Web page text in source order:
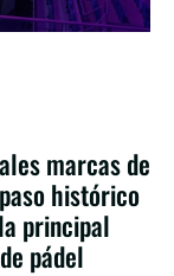
marcas de
histórico
principal
pádel